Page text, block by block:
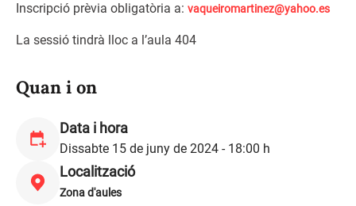
Inscripció prèvia obligatòria a: vaqueiromartinez@yahoo.es
La sessió tindrà lloc a l’aula 404
Quan i on
Data i hora
Dissabte 15 de juny de 2024 - 18:00 h
Localització
Zona d'aules